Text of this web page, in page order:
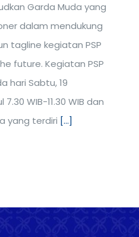
Garda Muda yang
dalam mendukung
tagline kegiatan PSP
future. Kegiatan PSP
hari Sabtu, 19
WIB-11.30 WIB dan
yang terdiri [...]